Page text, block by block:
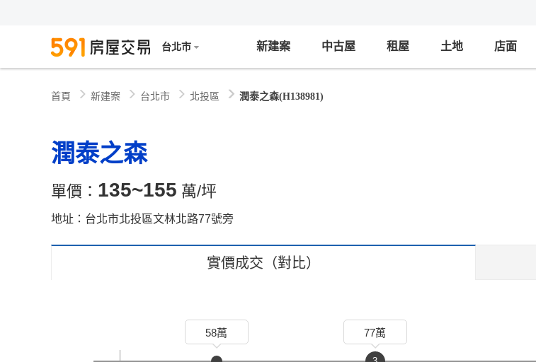
台北市 新建案 中古屋 租屋 土地 店面
首頁 新建案 台北市 北投區 潤泰之森(H138981)
潤泰之森
單價： 135~155 萬/坪
地址：台北市北投區文林北路77號旁